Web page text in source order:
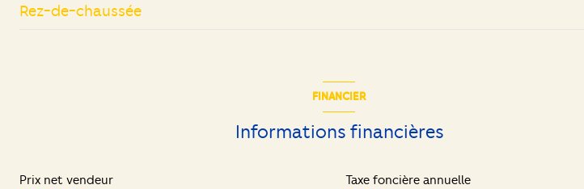
Rez-de-chaussée
chambre
FINANCIER
Informations financières
Prix net vendeur
Taxe foncière annuelle